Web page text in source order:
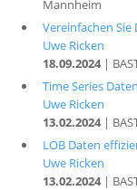
Mannheim
Vereinfachen
Uwe Ricken
18.09.2024|
Time Series
Uwe Ricken
13.02.2024|
LOB Daten
Uwe Ricken
13.02.2024|